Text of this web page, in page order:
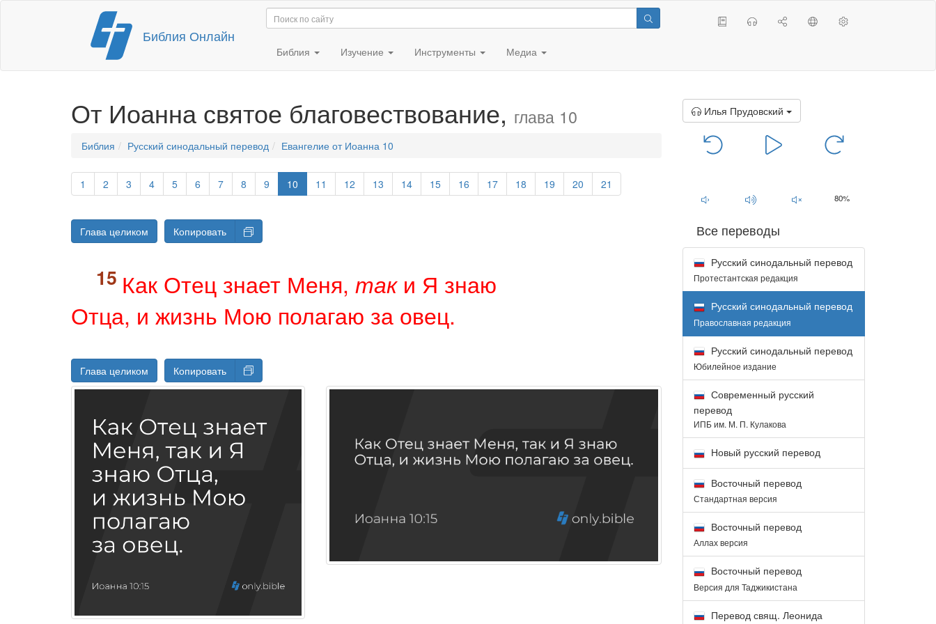
Перейти
содержимому
Библия Онлайн
Библия Изучение Инструменты Медиа
От Иоанна святое благовествование, глава 10
Библия Русский синодальный перевод Евангелие от Иоанна 10
1 2 3 4 5 6 7 8 9 10 11 12 13 14 15 16 17 18 19 20 21
Глава целиком Копировать
Как Отец знает Меня, таки Я знаю
Отца, и жизнь Мою полагаю за овец.
Глава целиком Копировать
Илья Прудовский
80%
Все переводы
Русский синодальный перевод
Протестантская редакция
Русский синодальный перевод
Православная редакция
Русский синодальный перевод
Юбилейное издание
Современный русский
перевод
ИПБ им. М. П. Кулакова
Новый русский перевод
Восточный перевод
Стандартная версия
Восточный перевод
Аллах версия
Восточный перевод
Версия для Таджикистана
Перевод свящ. Леонида